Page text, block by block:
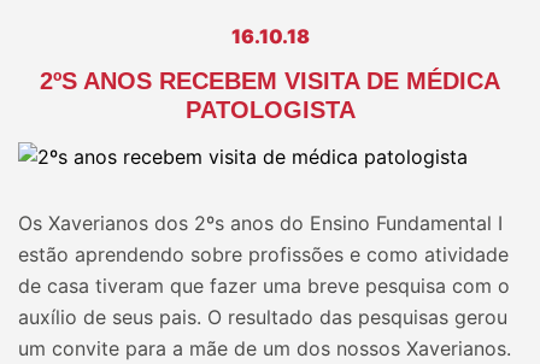
16.10.18
2ºS ANOS RECEBEM VISITA DE MÉDICA
PATOLOGISTA
Os Xaverianos dos 2ºs anos do Ensino Fundamental I
estão aprendendo sobre profissões e como atividade
de casa tiveram que fazer uma breve pesquisa com o
auxílio de seus pais. O resultado das pesquisas gerou
um convite para a mãe de um dos nossos Xaverianos.